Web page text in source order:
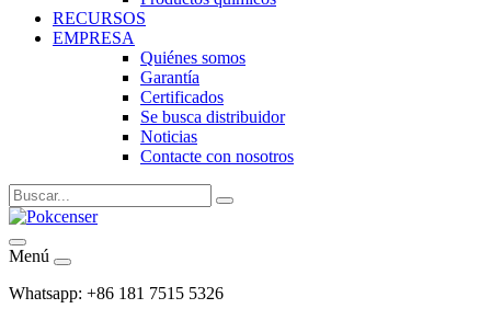
RECURSOS
EMPRESA
Quiénes somos
Garantía
Certificados
Se busca distribuidor
Noticias
Contacte con nosotros
Menú
Whatsapp: +86 181 7515 5326